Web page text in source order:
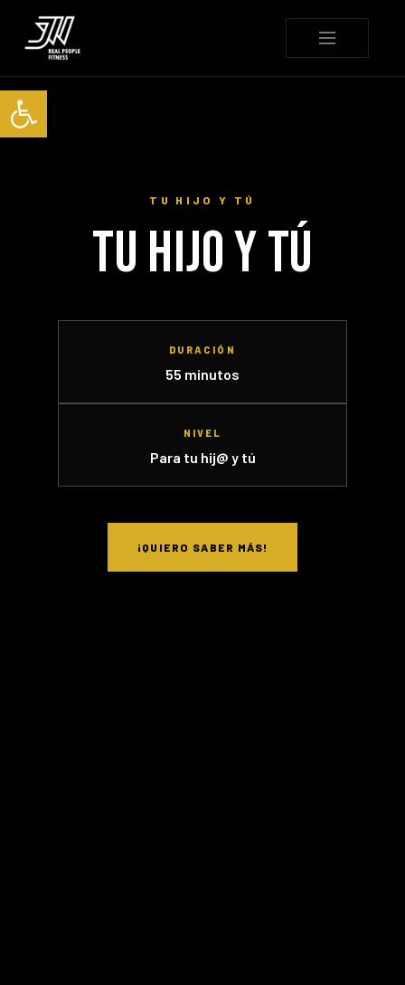
TU HIJO Y TÚ
TU HIJO Y TÚ
DURACIÓN
55 minutos
NIVEL
Para tu hij@ y tú
¡QUIERO SABER MÁS!
Abrir barra de